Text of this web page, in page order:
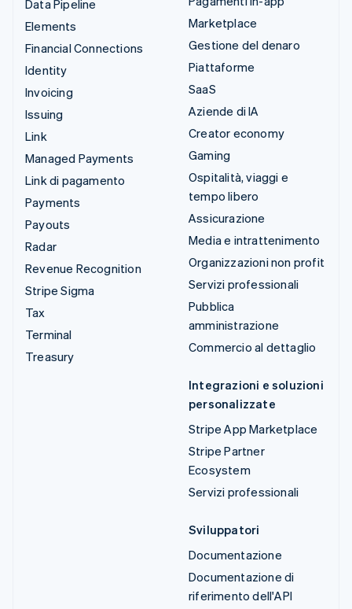
Data Pipeline
Elements
Financial Connections
Identity
Invoicing
Issuing
Link
Managed Payments
Link di pagamento
Payments
Payouts
Radar
Revenue Recognition
Stripe Sigma
Tax
Terminal
Treasury
Marketplace
Gestione del denaro
Piattaforme
SaaS
Aziende di IA
Creator economy
Gaming
Ospitalità, viaggi e
tempo libero
Assicurazione
Media e intrattenimento
Organizzazioni non profit
Servizi professionali
Pubblica
amministrazione
Commercio al dettaglio
Integrazioni e soluzioni
personalizzate
Stripe App Marketplace
Stripe Partner
Ecosystem
Servizi professionali
Sviluppatori
Documentazione
Documentazione di
riferimento dell'API